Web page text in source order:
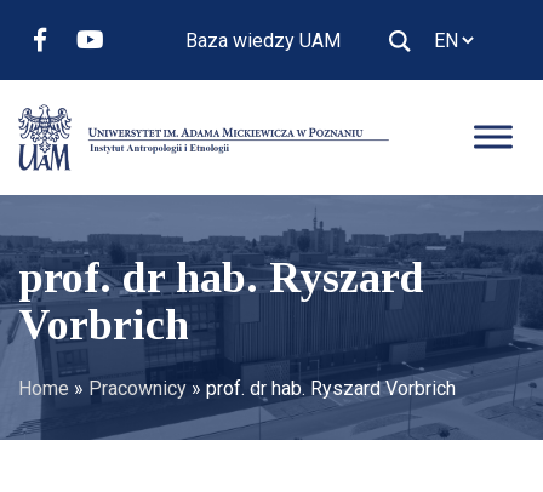
Baza wiedzy UAM
prof. dr hab. Ryszard
Vorbrich
Home » Pracownicy » prof. dr hab. Ryszard Vorbrich